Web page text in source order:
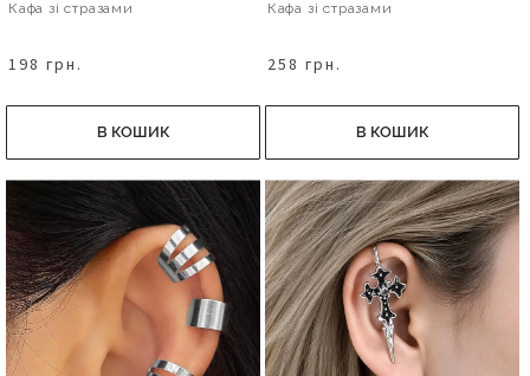
Кафа зі стразами
198 грн.
В КОШИК
Кафа зі стразами
258 грн.
В КОШИК